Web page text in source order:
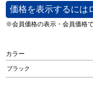
価格を表示するには
カラー
ブラック